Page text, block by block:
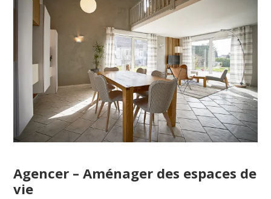
Agencer – Aménager des espaces de
vie